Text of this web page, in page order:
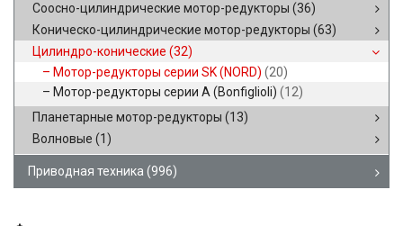
Соосно-цилиндрические мотор-редукторы (36)
Коническо-цилиндрические мотор-редукторы (63)
Цилиндро-конические (32)
Мотор-редукторы серии SK (NORD) (20)
Мотор-редукторы серии A (Bonfiglioli) (12)
Планетарные мотор-редукторы (13)
Волновые (1)
Приводная техника (996)